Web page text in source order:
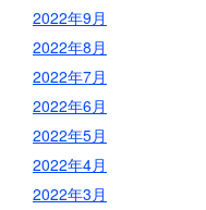
2022年9月
2022年8月
2022年7月
2022年6月
2022年5月
2022年4月
2022年3月